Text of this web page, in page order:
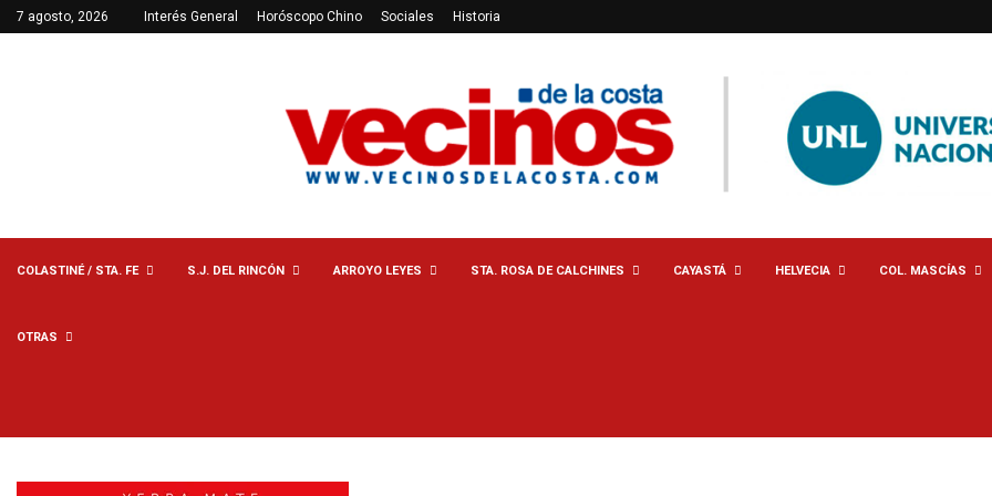
7 agosto, 2026 Interés General Horóscopo Chino Sociales Historia
COLASTINÉ / STA. FE S.J. DEL RINCÓN ARROYO LEYES STA. ROSA DE CALCHINES CAYASTÁ HELVECIA COL. MASCÍAS
OTRAS